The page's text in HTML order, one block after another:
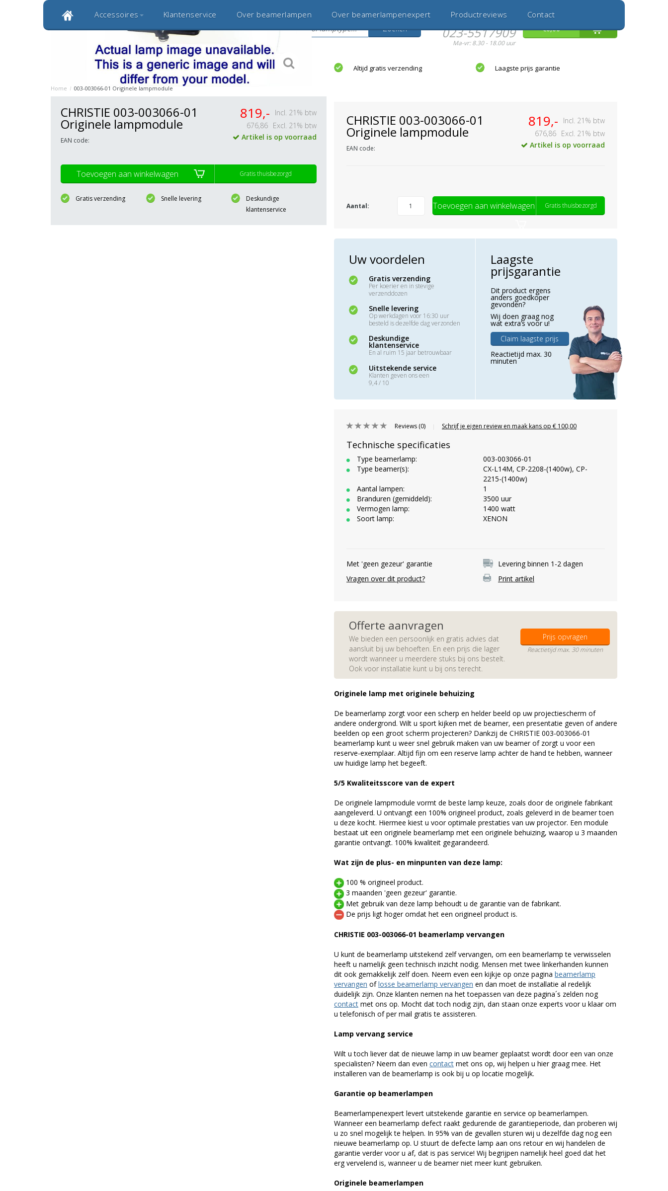
Inloggen
Klantbeoordeling 9,0
Bekijk alle 1000+ reviews
Zoeken
Hulp nodig?
023-5517909
Ma-vr: 8.30 - 18.00 uur
€0,00
Accessoires Klantenservice Over beamerlampen Over beamerlampenexpert Productreviews Contact
Originele kwaliteitsproducten 20 jaar betrouwbaar en ervaren Altijd gratis verzending Laagste prijs garantie
Home / 003-003066-01 Originele lampmodule
CHRISTIE 003-003066-01
Originele lampmodule
EAN code:
819,-
Incl. 21% btw
676,86 Excl. 21% btw
Artikel is op voorraad
Toevoegen aan winkelwagen Gratis thuisbezorgd
Gratis verzending Snelle levering
Deskundige
klantenservice
CHRISTIE 003-003066-01
Originele lampmodule
EAN code:
819,-
Incl. 21% btw
676,86 Excl. 21% btw
Artikel is op voorraad
Aantal: Toevoegen aan winkelwagen Gratis thuisbezorgd
Uw voordelen
Gratis verzending
Per koerier en in stevige
verzenddozen
Snelle levering
Op werkdagen voor 16:30 uur
besteld is dezelfde dag verzonden
Deskundige
klantenservice
En al ruim 15 jaar betrouwbaar
Uitstekende service
Klanten geven ons een
9,4 / 10
Laagste
prijsgarantie
Dit product ergens
anders goedkoper
gevonden?
Wij doen graag nog
wat extra’s voor u!
Claim laagste prijs
Reactietijd max. 30
minuten
Reviews (0) Schrijf je eigen review en maak kans op € 100,00
Technische specificaties
Type beamerlamp:
003-003066-01
Type beamer(s):
CX-L14M, CP-2208-(1400w), CP-
2215-(1400w)
Aantal lampen:
1
Branduren (gemiddeld):
3500 uur
Vermogen lamp:
1400 watt
Soort lamp:
XENON
Met 'geen gezeur' garantie
Levering binnen 1-2 dagen
Vragen over dit product?
Print artikel
Offerte aanvragen
We bieden een persoonlijk en gratis advies dat
aansluit bij uw behoeften. En een prijs die lager
wordt wanneer u meerdere stuks bij ons bestelt.
Ook voor installatie kunt u bij ons terecht.
Prijs opvragen
Reactietijd max. 30 minuten
Originele lamp met originele behuizing
De beamerlamp zorgt voor een scherp en helder beeld op uw projectiescherm of
andere ondergrond. Wilt u sport kijken met de beamer, een presentatie geven of andere
beelden op een groot scherm projecteren? Dankzij de CHRISTIE 003-003066-01
beamerlamp kunt u weer snel gebruik maken van uw beamer of zorgt u voor een
reserve-exemplaar. Altijd fijn om een reserve lamp achter de hand te hebben, wanneer
uw huidige lamp het begeeft.
5/5 Kwaliteitsscore van de expert
De originele lampmodule vormt de beste lamp keuze, zoals door de originele fabrikant
aangeleverd. U ontvangt een 100% origineel product, zoals geleverd in de beamer toen
u deze kocht. Hiermee kiest u voor optimale prestaties van uw projector. Een module
bestaat uit een originele beamerlamp met een originele behuizing, waarop u 3 maanden
garantie ontvangt. 100% kwaliteit gegarandeerd.
Wat zijn de plus- en minpunten van deze lamp:
100 % origineel product.
3 maanden 'geen gezeur' garantie.
Met gebruik van deze lamp behoudt u de garantie van de fabrikant.
De prijs ligt hoger omdat het een origineel product is.
CHRISTIE 003-003066-01 beamerlamp vervangen
U kunt de beamerlamp uitstekend zelf vervangen, om een beamerlamp te verwisselen
heeft u namelijk geen technisch inzicht nodig. Mensen met twee linkerhanden kunnen
dit ook gemakkelijk zelf doen. Neem even een kijkje op onze pagina beamerlamp
vervangen oflosse beamerlamp vervangen en dan moet de installatie al redelijk
duidelijk zijn. Onze klanten nemen na het toepassen van deze pagina´s zelden nog
contact met ons op. Mocht dat toch nodig zijn, dan staan onze experts voor u klaar om
u telefonisch of per mail gratis te assisteren.
Lamp vervang service
Wilt u toch liever dat de nieuwe lamp in uw beamer geplaatst wordt door een van onze
specialisten? Neem dan even contact met ons op, wij helpen u hier graag mee. Het
installeren van de beamerlamp is ook bij u op locatie mogelijk.
Garantie op beamerlampen
Beamerlampenexpert levert uitstekende garantie en service op beamerlampen.
Wanneer een beamerlamp defect raakt gedurende de garantieperiode, dan proberen wij
u zo snel mogelijk te helpen. In 95% van de gevallen sturen wij u dezelfde dag nog een
nieuwe beamerlamp op. U stuurt de defecte lamp aan ons retour en wij handelen de
garantie verder voor u af, dat is pas service! Wij begrijpen namelijk heel goed dat het
erg vervelend is, wanneer u de beamer niet meer kunt gebruiken.
Originele beamerlampen